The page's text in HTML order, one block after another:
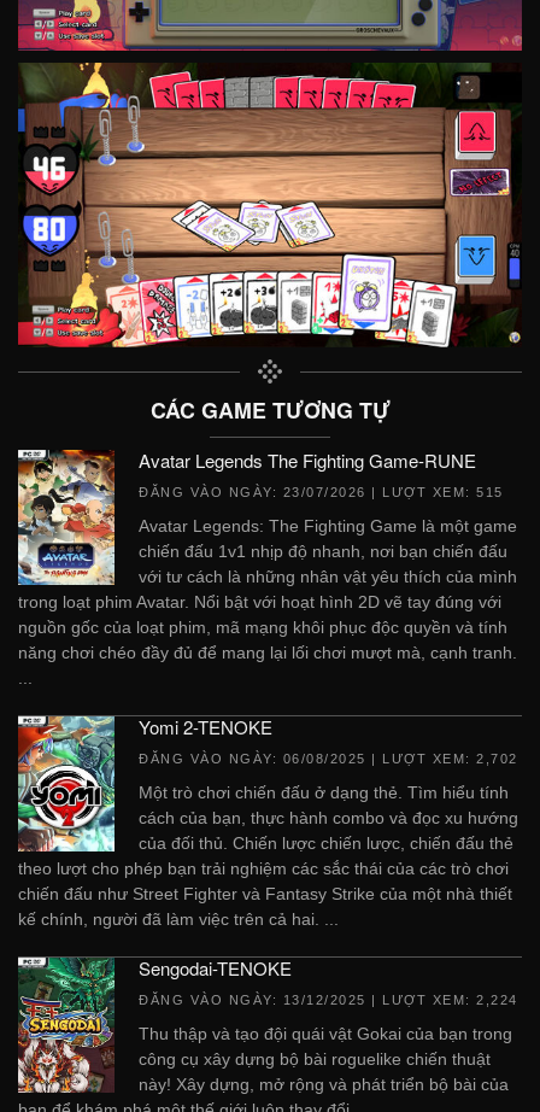
CÁC GAME TƯƠNG TỰ
Avatar Legends The Fighting Game-RUNE
ĐĂNG VÀO NGÀY: 23/07/2026 | LƯỢT XEM: 515
Avatar Legends: The Fighting Game là một game
chiến đấu 1v1 nhịp độ nhanh, nơi bạn chiến đấu
với tư cách là những nhân vật yêu thích của mình
trong loạt phim Avatar. Nổi bật với hoạt hình 2D vẽ tay đúng với
nguồn gốc của loạt phim, mã mạng khôi phục độc quyền và tính
năng chơi chéo đầy đủ để mang lại lối chơi mượt mà, cạnh tranh.
Yomi 2-TENOKE
ĐĂNG VÀO NGÀY: 06/08/2025 | LƯỢT XEM: 2,702
Một trò chơi chiến đấu ở dạng thẻ. Tìm hiểu tính
cách của bạn, thực hành combo và đọc xu hướng
của đối thủ. Chiến lược chiến lược, chiến đấu thẻ
theo lượt cho phép bạn trải nghiệm các sắc thái của các trò chơi
chiến đấu như Street Fighter và Fantasy Strike của một nhà thiết
kế chính, người đã làm việc trên cả hai. ...
Sengodai-TENOKE
ĐĂNG VÀO NGÀY: 13/12/2025 | LƯỢT XEM: 2,224
Thu thập và tạo đội quái vật Gokai của bạn trong
công cụ xây dựng bộ bài roguelike chiến thuật
này! Xây dựng, mở rộng và phát triển bộ bài của